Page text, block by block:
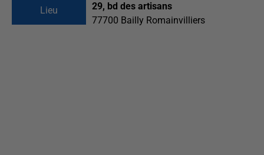
Lieu
29, bd des artisans
77700 Bailly Romainvilliers